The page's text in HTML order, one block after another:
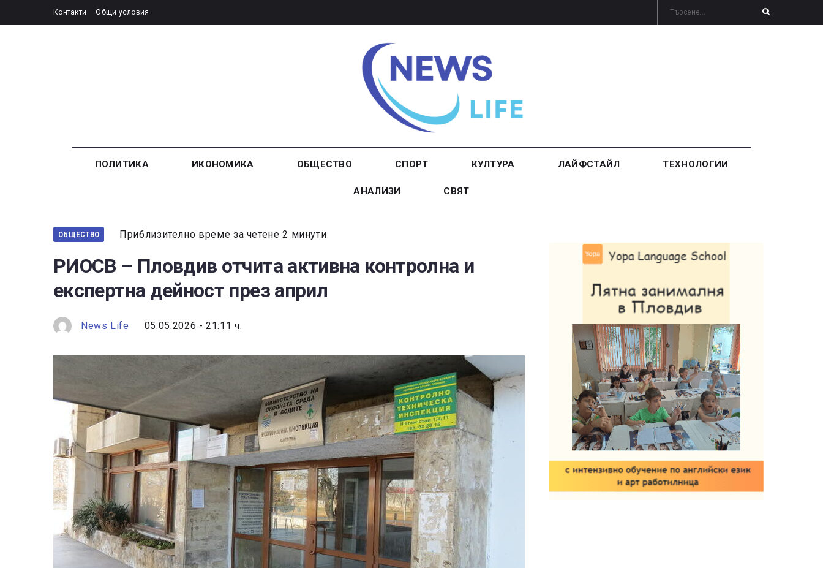
Контакти Общи условия
ПОЛИТИКА ИКОНОМИКА ОБЩЕСТВО СПОРТ КУЛТУРА ЛАЙФСТАЙЛ ТЕХНОЛОГИИ
АНАЛИЗИ СВЯТ
ОБЩЕСТВО Приблизително време за четене 2 минути
РИОСВ – Пловдив отчита активна контролна и
експертна дейност през април
News Life 05.05.2026 - 21:11 ч.